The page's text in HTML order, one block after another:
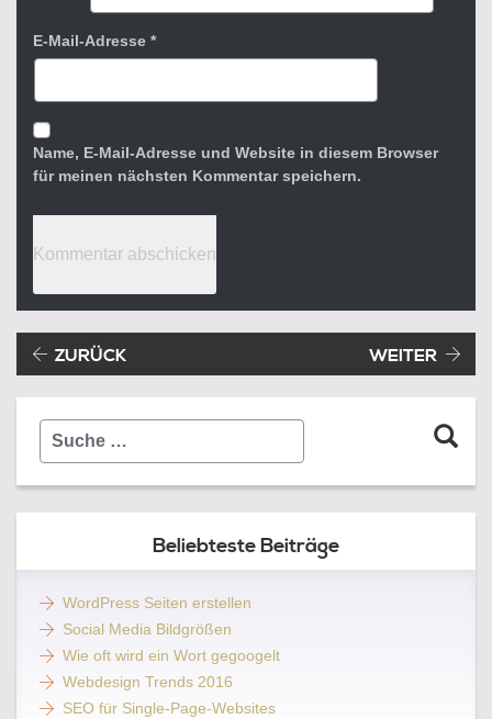
E-Mail-Adresse *
Name, E-Mail-Adresse und Website in diesem Browser
für meinen nächsten Kommentar speichern.
Beitragsnavigation
ZURÜCK WEITER
Suche
Beliebteste Beiträge
WordPress Seiten erstellen
Social Media Bildgrößen
Wie oft wird ein Wort gegoogelt
Webdesign Trends 2016
SEO für Single-Page-Websites